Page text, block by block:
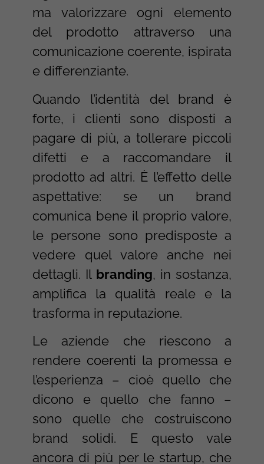
ma valorizzare ogni elemento
del prodotto attraverso una
comunicazione coerente, ispirata
e differenziante.
Quando l’identità del brand è
forte, i clienti sono disposti a
pagare di più, a tollerare piccoli
difetti e a raccomandare il
prodotto ad altri. È l’effetto delle
aspettative: se un brand
comunica bene il proprio valore,
le persone sono predisposte a
vedere quel valore anche nei
dettagli. Il branding, in sostanza,
amplifica la qualità reale e la
trasforma in reputazione.
Le aziende che riescono a
rendere coerenti la promessa e
l’esperienza – cioè quello che
dicono e quello che fanno –
sono quelle che costruiscono
brand solidi. E questo vale
ancora di più per le startup, che